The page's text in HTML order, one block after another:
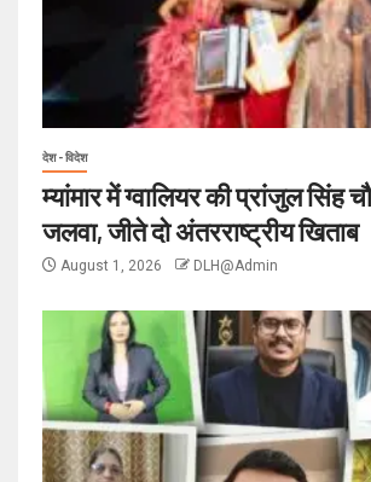
देश - विदेश
म्यांमार में ग्वालियर की प्रांजुल सिंह
जलवा, जीते दो अंतरराष्ट्रीय खिताब
August 1, 2026 DLH@Admin